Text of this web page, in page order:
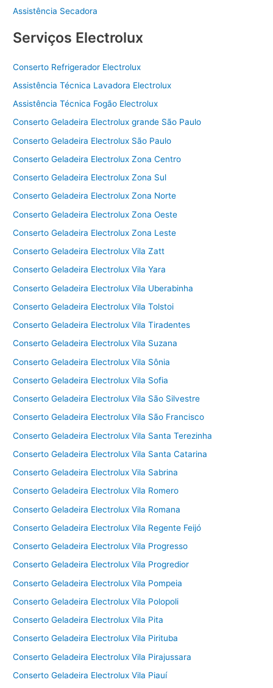
Assistência Secadora
Serviços Electrolux
Conserto Refrigerador Electrolux
Assistência Técnica Lavadora Electrolux
Assistência Técnica Fogão Electrolux
Conserto Geladeira Electrolux grande São Paulo
Conserto Geladeira Electrolux São Paulo
Conserto Geladeira Electrolux Zona Centro
Conserto Geladeira Electrolux Zona Sul
Conserto Geladeira Electrolux Zona Norte
Conserto Geladeira Electrolux Zona Oeste
Conserto Geladeira Electrolux Zona Leste
Conserto Geladeira Electrolux Vila Zatt
Conserto Geladeira Electrolux Vila Yara
Conserto Geladeira Electrolux Vila Uberabinha
Conserto Geladeira Electrolux Vila Tolstoi
Conserto Geladeira Electrolux Vila Tiradentes
Conserto Geladeira Electrolux Vila Suzana
Conserto Geladeira Electrolux Vila Sônia
Conserto Geladeira Electrolux Vila Sofia
Conserto Geladeira Electrolux Vila São Silvestre
Conserto Geladeira Electrolux Vila São Francisco
Conserto Geladeira Electrolux Vila Santa Terezinha
Conserto Geladeira Electrolux Vila Santa Catarina
Conserto Geladeira Electrolux Vila Sabrina
Conserto Geladeira Electrolux Vila Romero
Conserto Geladeira Electrolux Vila Romana
Conserto Geladeira Electrolux Vila Regente Feijó
Conserto Geladeira Electrolux Vila Progresso
Conserto Geladeira Electrolux Vila Progredior
Conserto Geladeira Electrolux Vila Pompeia
Conserto Geladeira Electrolux Vila Polopoli
Conserto Geladeira Electrolux Vila Pita
Conserto Geladeira Electrolux Vila Pirituba
Conserto Geladeira Electrolux Vila Pirajussara
Conserto Geladeira Electrolux Vila Piauí